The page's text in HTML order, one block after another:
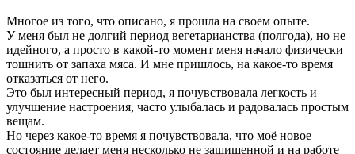
Многое из того, что описано, я прошла на своем опыте.
У меня был не долгий период вегетарианства (полгода), но не
идейного, а просто в какой-то момент меня начало физически
тошнить от запаха мяса. И мне пришлось, на какое-то время
отказаться от него.
Это был интересный период, я почувствовала легкость и
улучшение настроения, часто улыбалась и радовалась простым
вещам.
Но через какое-то время я почувствовала, что моё новое
состояние делает меня несколько не защищенной и на работе